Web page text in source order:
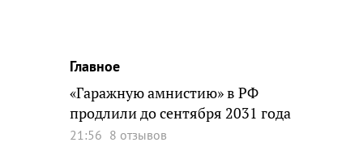
Главное
«Гаражную амнистию» в РФ
продлили до сентября 2031 года
21:56 8 отзывов